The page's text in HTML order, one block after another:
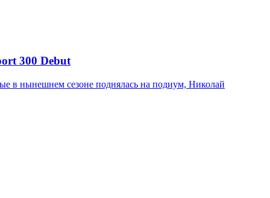
300 Debut
в нынешнем сезоне поднялась на подиум, Николай